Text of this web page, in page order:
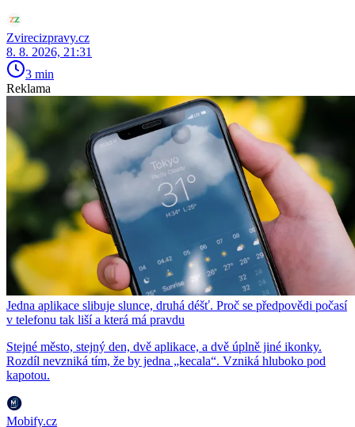
Zvirecizpravy.cz
8. 8. 2026, 21:31
3 min
Reklama
Jedna aplikace slibuje slunce, druhá déšť. Proč se předpovědi počasí
v telefonu tak liší a která má pravdu
Stejné město, stejný den, dvě aplikace, a dvě úplně jiné ikonky.
Rozdíl nevzniká tím, že by jedna „kecala“. Vzniká hluboko pod
kapotou.
Mobify.cz